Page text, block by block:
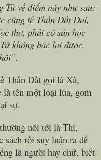
về điểm này như sau:
cúng tế Thần Đất Đai,
thơ, phải có sẵn học
không bác lại được,
Thần Đất gọi là Xã,
tên một loại lúa, gom
sự.
nói tới là Thi,
rồi suy luận ra để
là người hay chữ, biết